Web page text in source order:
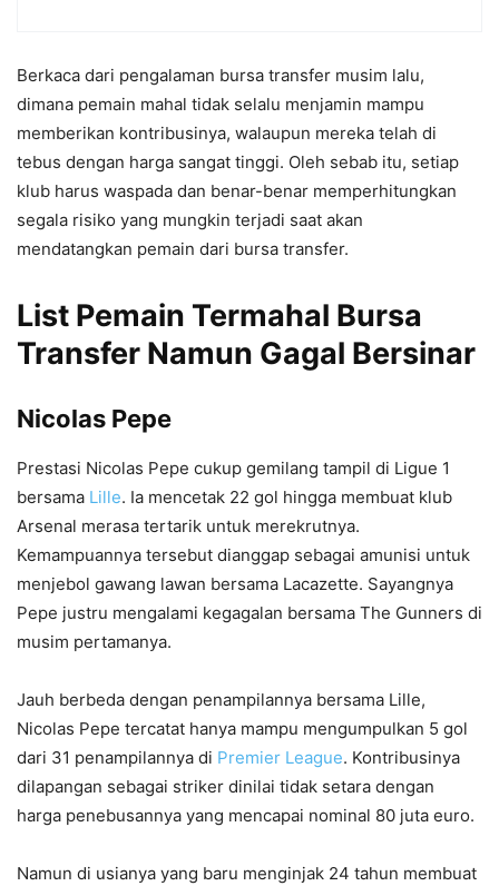
Berkaca dari pengalaman bursa transfer musim lalu,
dimana pemain mahal tidak selalu menjamin mampu
memberikan kontribusinya, walaupun mereka telah di
tebus dengan harga sangat tinggi. Oleh sebab itu, setiap
klub harus waspada dan benar-benar memperhitungkan
segala risiko yang mungkin terjadi saat akan
mendatangkan pemain dari bursa transfer.
List Pemain Termahal Bursa
Transfer Namun Gagal Bersinar
Nicolas Pepe
Prestasi Nicolas Pepe cukup gemilang tampil di Ligue 1
bersama Lille. Ia mencetak 22 gol hingga membuat klub
Arsenal merasa tertarik untuk merekrutnya.
Kemampuannya tersebut dianggap sebagai amunisi untuk
menjebol gawang lawan bersama Lacazette. Sayangnya
Pepe justru mengalami kegagalan bersama The Gunners di
musim pertamanya.
Jauh berbeda dengan penampilannya bersama Lille,
Nicolas Pepe tercatat hanya mampu mengumpulkan 5 gol
dari 31 penampilannya di Premier League. Kontribusinya
dilapangan sebagai striker dinilai tidak setara dengan
harga penebusannya yang mencapai nominal 80 juta euro.
Namun di usianya yang baru menginjak 24 tahun membuat